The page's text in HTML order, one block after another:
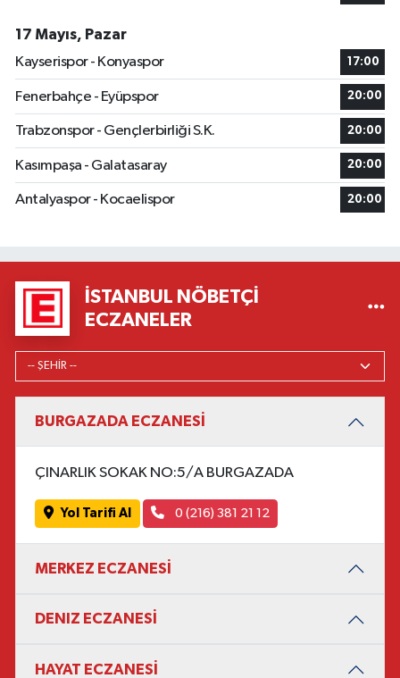
17 Mayıs, Pazar
Kayserispor - Konyaspor
17:00
Fenerbahçe - Eyüpspor 20:00
Trabzonspor - Gençlerbirliği S.K. 20:00
Kasımpaşa - Galatasaray 20:00
Antalyaspor - Kocaelispor 20:00
İSTANBUL NÖBETÇI
ECZANELER
BURGAZADA ECZANESİ
ÇINARLIK SOKAK NO:5/A BURGAZADA
Yol Tarifi Al 0 (216) 381 21 12
MERKEZ ECZANESİ
DENIZ ECZANESİ
HAYAT ECZANESİ